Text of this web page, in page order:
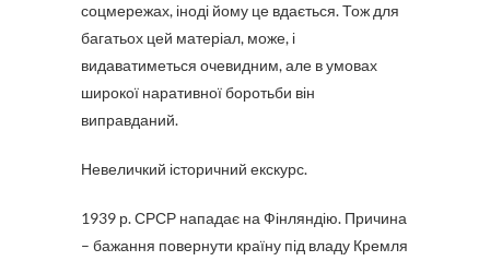
соцмережах, іноді йому це вдається. Тож для
багатьох цей матеріал, може, і
видаватиметься очевидним, але в умовах
широкої наративної боротьби він
виправданий.
Невеличкий історичний екскурс.
1939 р. СРСР нападає на Фінляндію. Причина
– бажання повернути країну під владу Кремля